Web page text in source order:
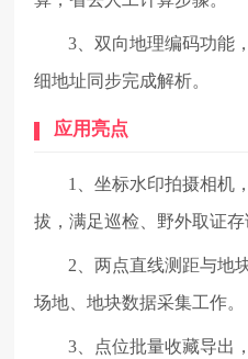
3、双向地理编码功能
细地址同步完成解析。
应用亮点
1、坐标水印拍摄相机
拔，满足巡检、野外取证存
2、两点直线测距与地
场地、地块数据采集工作。
3、点位批量收藏导出